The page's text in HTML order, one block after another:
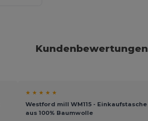
Kundenbewertungen
★ ★ ★ ★ ★
Westford mill WM115 - Einkaufstasche
aus 100% Baumwolle